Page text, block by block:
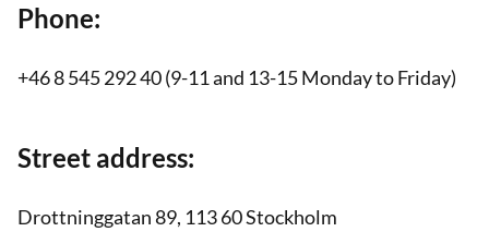
Phone:
+46 8 545 292 40 (9-11 and 13-15 Monday to Friday)
Street address:
Drottninggatan 89, 113 60 Stockholm